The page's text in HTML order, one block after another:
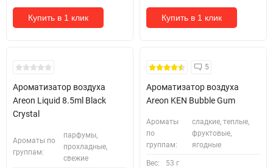
Купить в 1 клик Купить в 1 клик
Ароматизатор воздуха
Areon Liquid 8.5ml Black
Crystal
Ароматы по
группам:
парфумы,
прохладные,
свежие
5
Ароматизатор воздуха
Areon KEN Bubble Gum
Ароматы
по
группам:
сладкие, теплые,
фруктовые,
ягодные
Вес: 53 г